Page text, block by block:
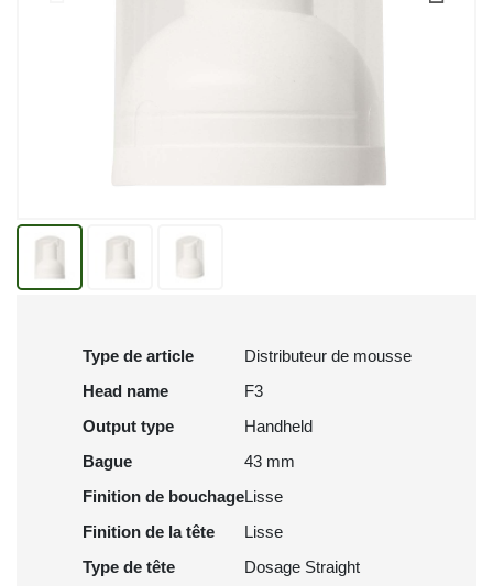
Type de article
Distributeur de mousse
Head name
F3
Output type
Handheld
Bague
43 mm
Finition de bouchageLisse
Finition de la tête
Lisse
Type de tête
Dosage Straight